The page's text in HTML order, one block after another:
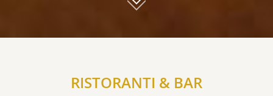
RISTORANTI & BAR